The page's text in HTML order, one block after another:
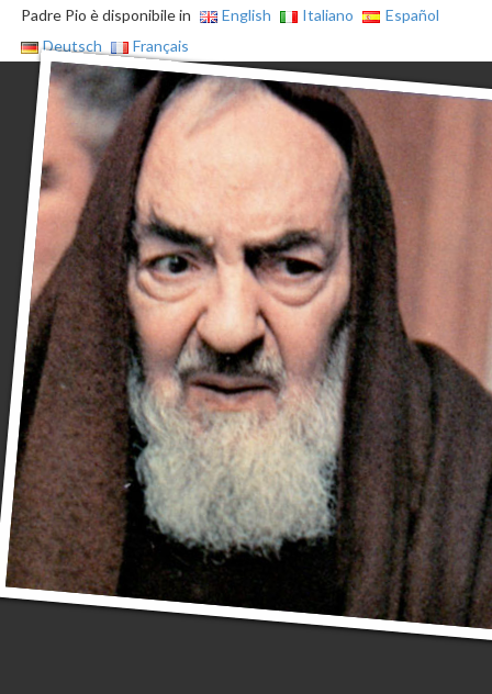
Padre Pio è disponibile in English Italiano
Español
Deutsch
Français